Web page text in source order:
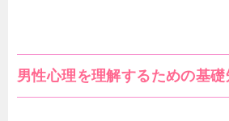
男性心理を理解するための基礎